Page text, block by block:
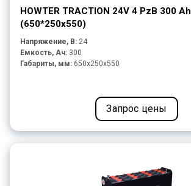
HOWTER TRACTION 24V 4 PzB 300 Ah
(650*250х550)
Напряжение, В: 24
Емкость, Ач: 300
Габариты, мм: 650x250x550
Запрос цены